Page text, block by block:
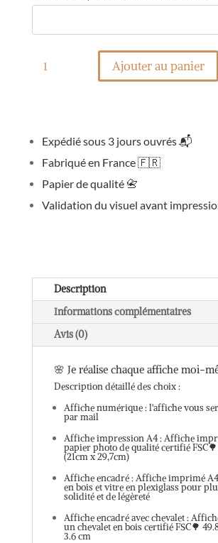
Ajouter au panier
Expédié sous 3 jours ouvrés📬
Fabriqué en France🇫🇷
Papier de qualité 📇
Validation du visuel avant
Description
Informations complémentaires
Avis (0)
🌸 Je réalise chaque affiche moi-
Description détaillé des choix :
Affiche numérique : l'affiche vous
par mail
Affiche impression A4 : Affiche
papier photo de qualité certifié
(21cm x 29,7cm)
Affiche encadré : Affiche imprimé
en bois et vitre en plexiglass pour
solidité et de légèreté
Affiche encadré avec chevalet :
un chevalet en bois certifié FSC🌳
3.6 cm